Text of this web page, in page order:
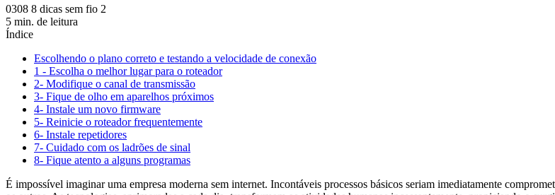
0308 8 dicas sem fio 2
5 min. de leitura
Índice
Escolhendo o plano correto e testando a velocidade de conexão
1 - Escolha o melhor lugar para o roteador
2- Modifique o canal de transmissão
3- Fique de olho em aparelhos próximos
4- Instale um novo firmware
5- Reinicie o roteador frequentemente
6- Instale repetidores
7- Cuidado com os ladrões de sinal
8- Fique atento a alguns programas
É impossível imaginar uma empresa moderna sem internet. Incontáveis processos básicos seriam imediatamente